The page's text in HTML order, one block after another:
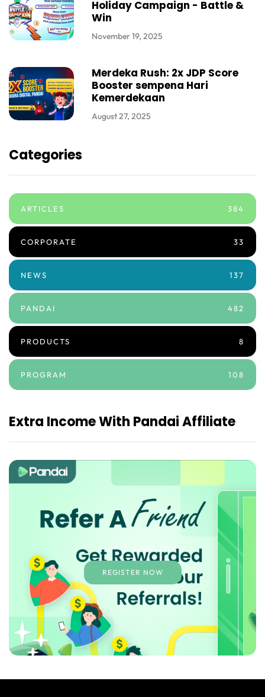
Holiday Campaign - Battle &
Win
November 19, 2025
Merdeka Rush: 2x JDP Score
Booster sempena Hari
Kemerdekaan
August 27, 2025
Categories
ARTICLES 384
CORPORATE 33
NEWS 137
PANDAI 482
PRODUCTS 8
PROGRAM 108
Extra Income With Pandai Affiliate
REGISTER NOW